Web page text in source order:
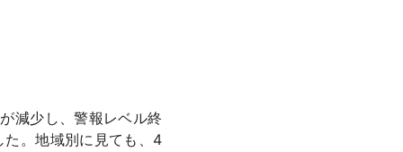
減少し、警報レベル終
。地域別に見ても、4